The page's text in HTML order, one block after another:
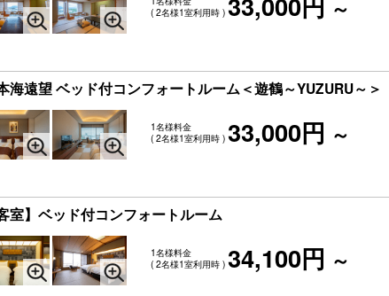
( 2名様1室利用時 )
～
海遠望 ベッド付コンフォートルーム＜遊鶴～YUZURU～＞
1名様料金
( 2名様1室利用時 ) 33,000円 ～
室】ベッド付コンフォートルーム
1名様料金
( 2名様1室利用時 ) 34,100円 ～